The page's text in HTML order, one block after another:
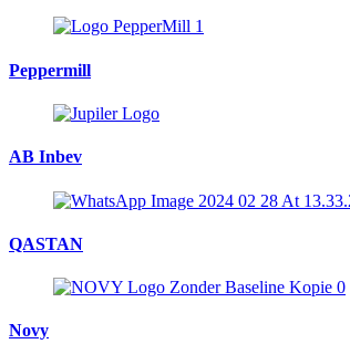
Peppermill
AB Inbev
QASTAN
Novy